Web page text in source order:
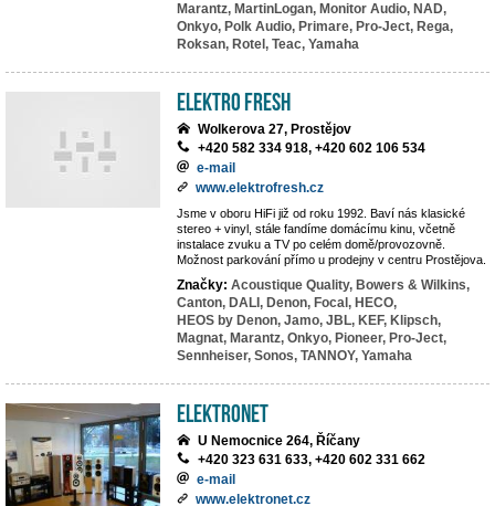
Marantz, MartinLogan, Monitor Audio, NAD,
Onkyo, Polk Audio, Primare, Pro-Ject, Rega,
Roksan, Rotel, Teac, Yamaha
Elektro Fresh
Wolkerova 27, Prostějov
+420 582 334 918, +420 602 106 534
e-mail
www.elektrofresh.cz
Jsme v oboru HiFi již od roku 1992. Baví nás klasické
stereo + vinyl, stále fandíme domácímu kinu, včetně
instalace zvuku a TV po celém domě/provozovně.
Možnost parkování přímo u prodejny v centru Prostějova.
Značky: Acoustique Quality, Bowers & Wilkins,
Canton, DALI, Denon, Focal, HECO,
HEOS by Denon, Jamo, JBL, KEF, Klipsch,
Magnat, Marantz, Onkyo, Pioneer, Pro-Ject,
Sennheiser, Sonos, TANNOY, Yamaha
ElektroNet
U Nemocnice 264, Říčany
+420 323 631 633, +420 602 331 662
e-mail
www.elektronet.cz